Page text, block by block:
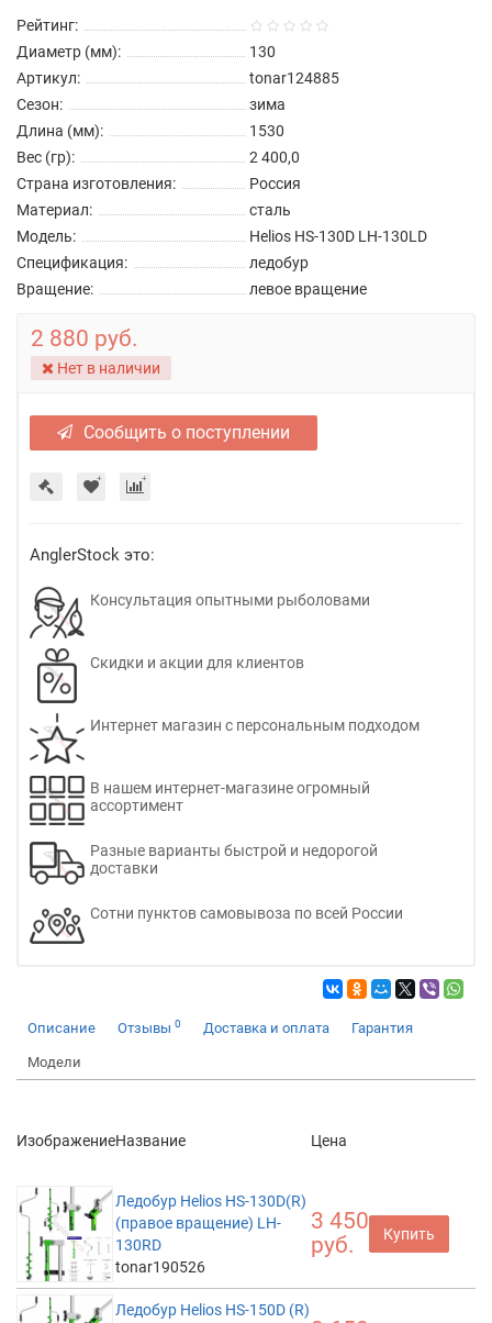
Рейтинг:
Диаметр (мм):
130
Артикул:
tonar124885
Сезон:
зима
Длина (мм):
1530
Вес (гр):
2 400,0
Страна изготовления:
Россия
Материал:
сталь
Модель:
Helios HS-130D LH-130LD
Спецификация:
ледобур
Вращение:
левое вращение
2 880 руб.
Нет в наличии
Сообщить о поступлении
AnglerStock это:
Консультация опытными рыболовами
Скидки и акции для клиентов
Интернет магазин с персональным подходом
В нашем интернет-магазине огромный
ассортимент
Разные варианты быстрой и недорогой
доставки
Сотни пунктов самовывоза по всей России
Описание Отзывы 0 Доставка и оплата Гарантия
Модели
ИзображениеНазвание Цена
Ледобур Helios HS-130D(R)
(правое вращение) LH-
130RD
tonar190526
3 450
руб.
Купить
Ледобур Helios HS-150D (R)